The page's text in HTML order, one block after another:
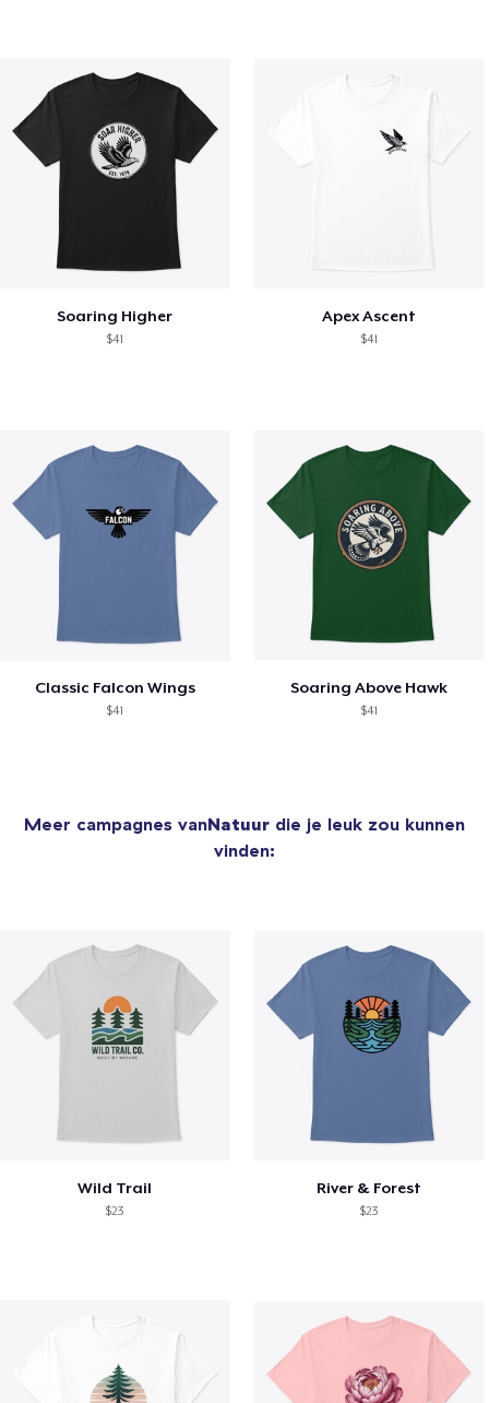
Soaring Higher
$41
Apex Ascent
$41
Classic Falcon Wings
$41
Soaring Above Hawk
$41
Meer campagnes vanNatuur die je leuk zou kunnen
vinden:
Wild Trail
$23
River & Forest
$23